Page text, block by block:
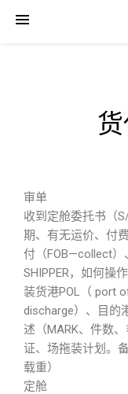
审单
收到定舱委托书（
期、有无运价、付
付（FOB—collect）
SHIPPER，如何操
装货港POL（ port
discharge）、目的
述（MARK、件数
证、场拖装计划。
载重）
定舱